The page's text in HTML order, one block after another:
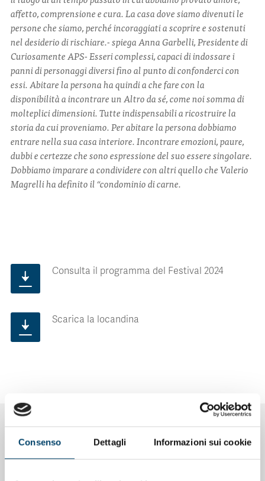
Consenso Dettagli Informazioni sui cookie
affetto, comprensione e cura. La casa dove siamo divenuti le
persone che siamo, perché incoraggiati a scoprire e sostenuti
nel desiderio di rischiare.- spiega Anna Garbelli, Presidente di
Curiosamente APS- Esseri complessi, capaci di indossare i
panni di personaggi diversi fino al punto di confonderci con
essi. Abitare la persona ha quindi a che fare con la
disponibilità a incontrare un Altro da sé, come noi somma di
molteplici dimensioni. Tutte indispensabili a ricostruire la
storia da cui proveniamo. Per abitare la persona dobbiamo
entrare nella sua casa interiore. Incontrare emozioni, paure,
dubbi e certezze che sono espressione del suo essere singolare.
Dobbiamo imparare a condividere con altri quello che Valerio
Magrelli ha definito il “condominio di carne.
Consulta il programma del Festival 2024
Scarica la locandina
NOTIZIE CORRELATE